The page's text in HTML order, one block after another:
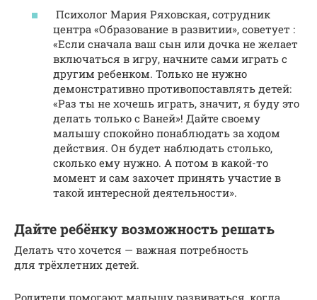
Психолог Мария Ряховская, сотрудник
центра «Образование в развитии», советует :
«Если сначала ваш сын или дочка не желает
включаться в игру, начните сами играть с
другим ребенком. Только не нужно
демонстративно противопоставлять детей:
«Раз ты не хочешь играть, значит, я буду это
делать только с Ваней»! Дайте своему
малышу спокойно понаблюдать за ходом
действия. Он будет наблюдать столько,
сколько ему нужно. А потом в какой-то
момент и сам захочет принять участие в
такой интересной деятельности».
Дайте ребёнку возможность решать
Делать что хочется — важная потребность
для трёхлетних детей.